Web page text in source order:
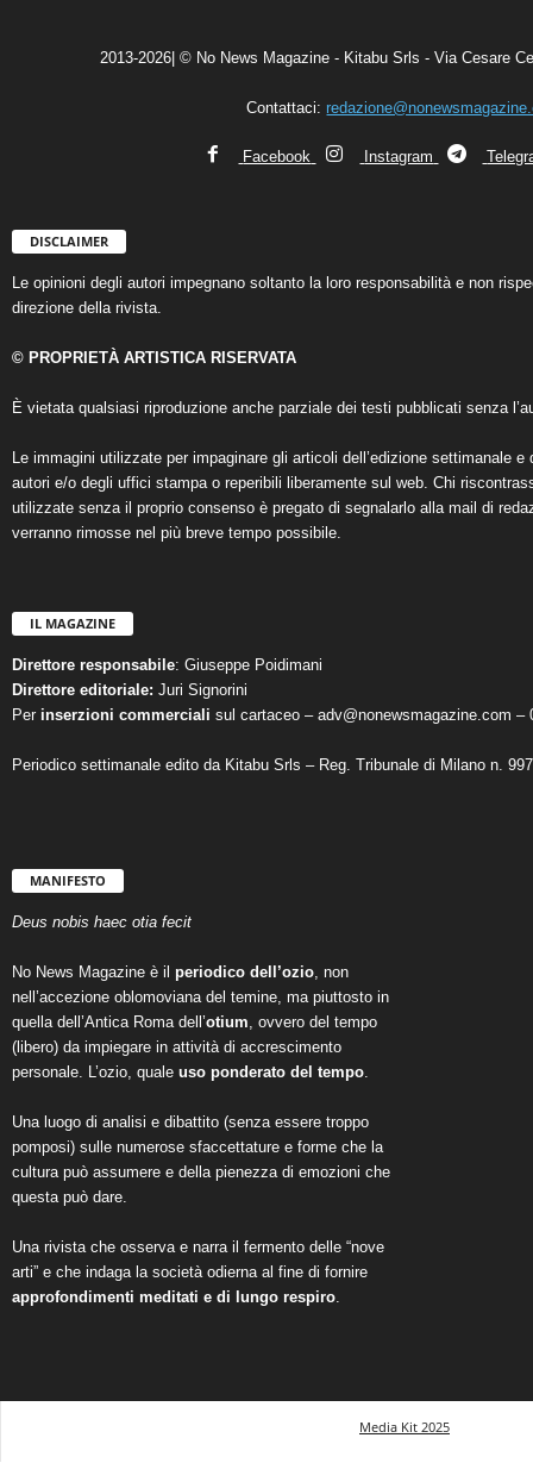
2013-2026| © No News Magazine - Kitabu Srls - Via Cesare
Contattaci:
Facebook Instagram
DISCLAIMER
Le opinioni degli autori impegnano soltanto la loro responsabilità e non
direzione della rivista.
© PROPRIETÀ ARTISTICA RISERVATA
È vietata qualsiasi riproduzione anche parziale dei testi pubblicati senza
Le immagini utilizzate per impaginare gli articoli dell’edizione settimanale
autori e/o degli uffici stampa o reperibili liberamente sul web. Chi
utilizzate senza il proprio consenso è pregato di segnalarlo alla mail di
verranno rimosse nel più breve tempo possibile.
IL MAGAZINE
Direttore responsabile: Giuseppe Poidimani
Direttore editoriale: Juri Signorini
Per inserzioni commerciali sul cartaceo – adv@nonewsmagazine.com –
Periodico settimanale edito da Kitabu Srls – Reg. Tribunale di Milano n.
MANIFESTO
Deus nobis haec otia fecit
No News Magazine è il periodico dell’ozio, non
nell’accezione oblomoviana del temine, ma piuttosto in
quella dell’Antica Roma dell’otium, ovvero del tempo
(libero) da impiegare in attività di accrescimento
personale. L’ozio, quale uso ponderato del tempo.
Una luogo di analisi e dibattito (senza essere troppo
pomposi) sulle numerose sfaccettature e forme che la
cultura può assumere e della pienezza di emozioni che
questa può dare.
Una rivista che osserva e narra il fermento delle “nove
arti” e che indaga la società odierna al fine di fornire
approfondimenti meditati e di lungo respiro.
Media Kit 2025